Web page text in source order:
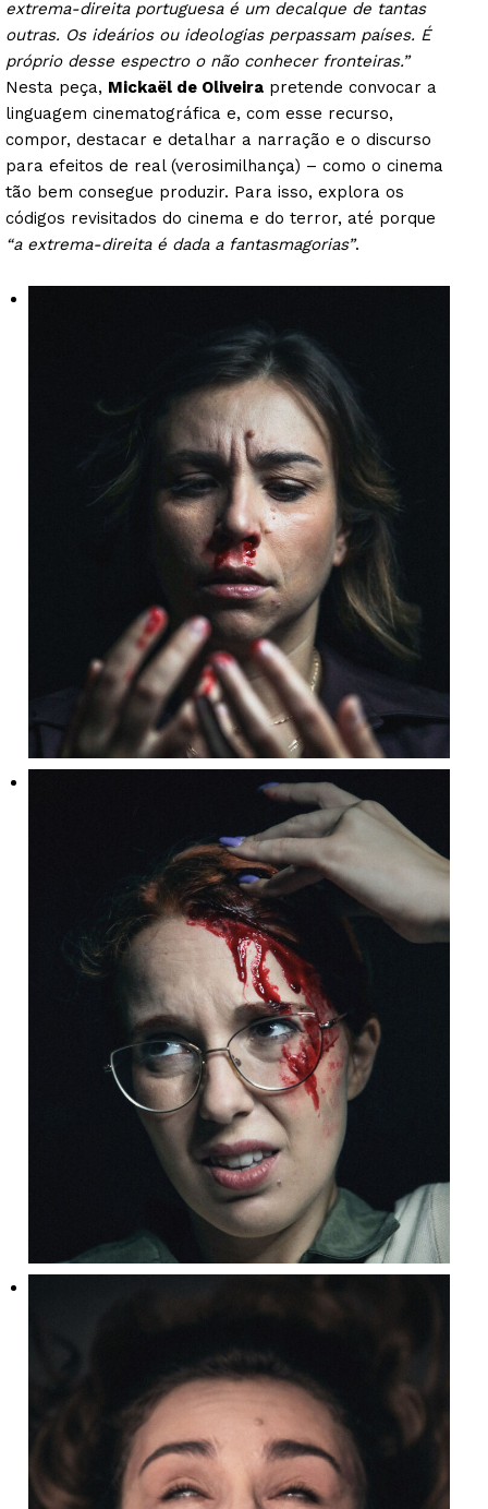
extrema-direita portuguesa é um decalque de tantas
outras. Os ideários ou ideologias perpassam países. É
próprio desse espectro o não conhecer fronteiras.”
Nesta peça, Mickaël de Oliveira pretende convocar a
linguagem cinematográfica e, com esse recurso,
compor, destacar e detalhar a narração e o discurso
para efeitos de real (verosimilhança) – como o cinema
tão bem consegue produzir. Para isso, explora os
códigos revisitados do cinema e do terror, até porque
“a extrema-direita é dada a fantasmagorias”.